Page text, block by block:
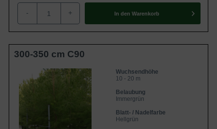
- + In den Warenkorb
300-350 cm C90
Wuchsendhöhe
10 - 20 m
Belaubung
Immergrün
Blatt- / Nadelfarbe
Hellgrün